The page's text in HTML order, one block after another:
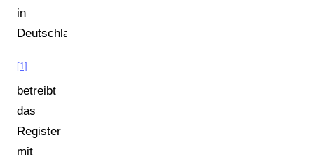
in
Deutschland.
[1]
betreibt
das
Register
mit